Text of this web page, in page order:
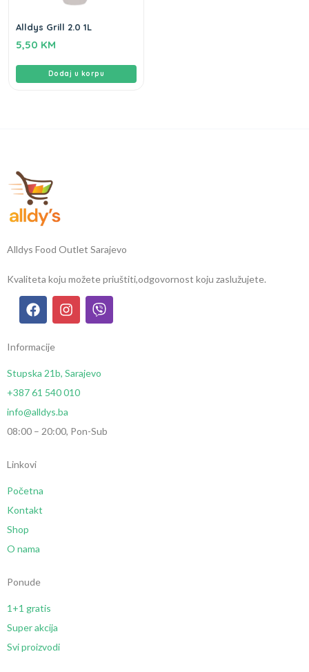
Alldys Grill 2.0 1L
5,50 KM
Dodaj u korpu
Alldys Food Outlet Sarajevo
Kvaliteta koju možete priuštiti,odgovornost koju zaslužujete.
Informacije
Stupska 21b, Sarajevo
+387 61 540 010
info@alldys.ba
08:00 – 20:00, Pon-Sub
Linkovi
Početna
Kontakt
Shop
O nama
Ponude
1+1 gratis
Super akcija
Svi proizvodi